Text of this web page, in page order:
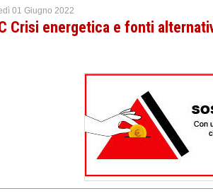
01 Giugno 2022
Crisi energetica e fonti